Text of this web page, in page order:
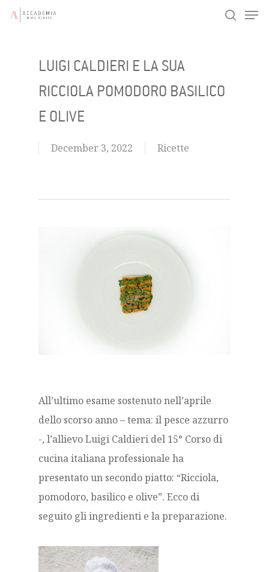
Skip
LUIGI CALDIERI E LA SUA
RICCIOLA POMODORO BASILICO
E OLIVE
December 3, 2022 Ricette
All’ultimo esame sostenuto nell’aprile
dello scorso anno – tema: il pesce azzurro
-, l’allievo Luigi Caldieri del 15° Corso di
cucina italiana professionale ha
presentato un secondo piatto: “Ricciola,
pomodoro, basilico e olive”. Ecco di
seguito gli ingredienti e la preparazione.